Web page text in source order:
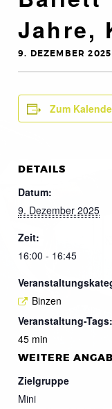
Jahre,
9. DEZEMBER
Zum
DETAILS
Datum:
9. Dezember 2025
Zeit:
16:00 - 16:45
Binzen
Veranstaltung-Tags:
45 min
WEITERE
Zielgruppe
Mini